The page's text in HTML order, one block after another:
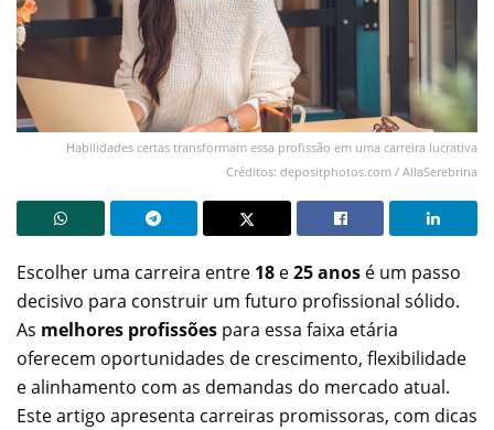
Habilidades certas transformam essa profissão em uma carreira lucrativa
Créditos: depositphotos.com / AllaSerebrina
Escolher uma carreira entre 18 e25 anos é um passo
decisivo para construir um futuro profissional sólido.
As melhores profissões para essa faixa etária
oferecem oportunidades de crescimento, flexibilidade
e alinhamento com as demandas do mercado atual.
Este artigo apresenta carreiras promissoras, com dicas